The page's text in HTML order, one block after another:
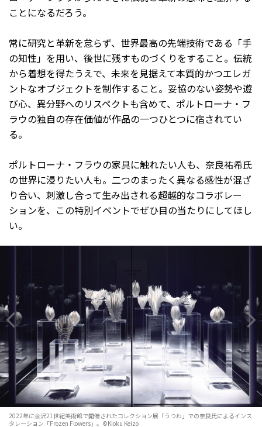
ことになるだろう。
常に研究と革新を怠らず、世界最高の先端技術である「手
の知性」を用い、後世に残すものづくりをすること。伝統
から着想を得たうえで、未来を見据えて本質的かつエレガ
ントなオブジェクトを制作すること。妥協のない姿勢や遊
び心、異分野へのリスペクトも含めて、ポルトローナ・フ
ラウの独自の存在価値が作品の一つひとつに宿されてい
る。
ポルトローナ・フラウの家具に触れたい人も、奈良祐希氏
の世界に浸りたい人も。二つのまったく異なる感性が混ざ
り合い、刺激し合って生み出される超越的なコラボレー
ションを、この特別イベントでぜひ目の当たりにしてほし
い。
2022年に金沢21世紀美術館で開催されたコレクション展「うつわ」での奈良氏によるインス
タレーション「Frozen Flowers」。©Kioku Keizo